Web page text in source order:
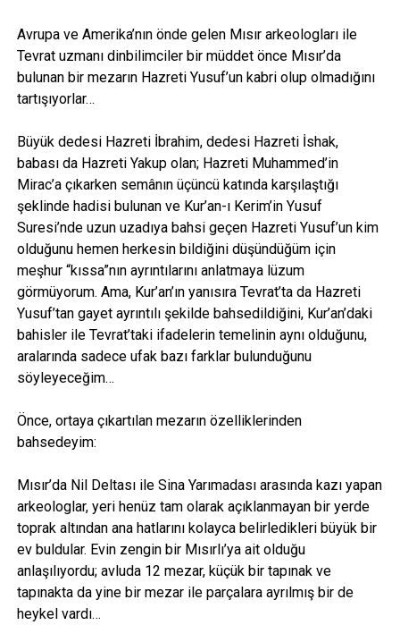
Avrupa ve Amerika’nın önde gelen Mısır arkeologları ile
Tevrat uzmanı dinbilimciler bir müddet önce Mısır’da
bulunan bir mezarın Hazreti Yusuf’un kabri olup olmadığını
tartışıyorlar…
Büyük dedesi Hazreti İbrahim, dedesi Hazreti İshak,
babası da Hazreti Yakup olan; Hazreti Muhammed’in
Mirac’a çıkarken semânın üçüncü katında karşılaştığı
şeklinde hadisi bulunan ve Kur’an-ı Kerim’in Yusuf
Suresi’nde uzun uzadıya bahsi geçen Hazreti Yusuf’un kim
olduğunu hemen herkesin bildiğini düşündüğüm için
meşhur “kıssa”nın ayrıntılarını anlatmaya lüzum
görmüyorum. Ama, Kur’an’ın yanısıra Tevrat’ta da Hazreti
Yusuf’tan gayet ayrıntılı şekilde bahsedildiğini, Kur’an’daki
bahisler ile Tevrat’taki ifadelerin temelinin aynı olduğunu,
aralarında sadece ufak bazı farklar bulunduğunu
söyleyeceğim…
Önce, ortaya çıkartılan mezarın özelliklerinden
bahsedeyim:
Mısır’da Nil Deltası ile Sina Yarımadası arasında kazı yapan
arkeologlar, yeri henüz tam olarak açıklanmayan bir yerde
toprak altından ana hatlarını kolayca belirledikleri büyük bir
ev buldular. Evin zengin bir Mısırlı’ya ait olduğu
anlaşılıyordu; avluda 12 mezar, küçük bir tapınak ve
tapınakta da yine bir mezar ile parçalara ayrılmış bir de
heykel vardı…